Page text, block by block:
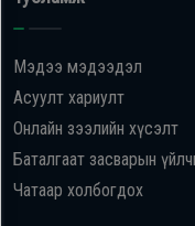
Мэдээ мэдээдэл
Асуулт хариулт
Онлайн зээлийн хүсэлт
Баталгаат засварын
Чатаар холбогдох